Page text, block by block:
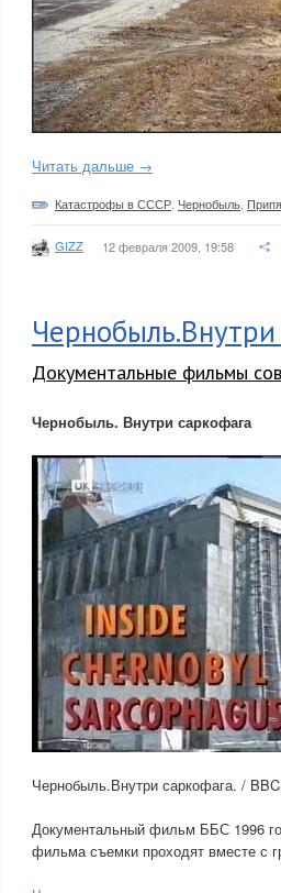
Читать дальше →
Катастрофы в СССР Чернобыль
GIZZ 12 февраля 2009, 19:58
Чернобыль.Внутри
Документальные фильмы
Чернобыль. Внутри саркофага
Чернобыль.Внутри саркофага. /
Документальный фильм ББС 1996
фильма съемки проходят вместе с